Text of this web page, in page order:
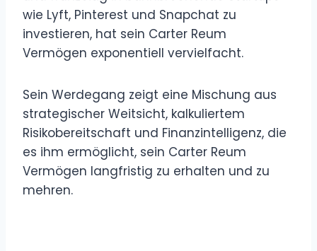
wie Lyft, Pinterest und Snapchat zu
investieren, hat sein Carter Reum
Vermögen exponentiell vervielfacht.
Sein Werdegang zeigt eine Mischung aus
strategischer Weitsicht, kalkuliertem
Risikobereitschaft und Finanzintelligenz, die
es ihm ermöglicht, sein Carter Reum
Vermögen langfristig zu erhalten und zu
mehren.